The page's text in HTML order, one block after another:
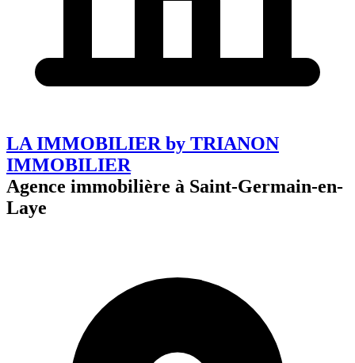
LA IMMOBILIER by TRIANON
IMMOBILIER
Agence immobilière à Saint-Germain-en-
Laye